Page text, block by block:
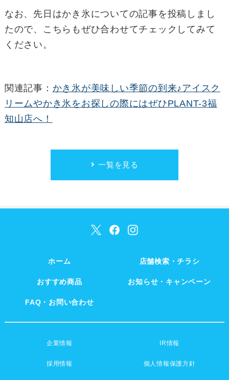
なお、先日はかき氷についての記事を投稿しまし
たので、こちらもぜひ合わせてチェックしてみて
ください。
関連記事： かき氷が美味しい季節の到来♪アイスク
リームやかき氷をお探しの際にはぜひPLANT-3福
知山店へ！
一覧を見る
ホーム 店舗検索・チラシ
おすすめ商品 お知らせ・キャンペーン
FAQ・お問い合わせ
企業情報 IR情報
採用情報 個人情報保護方針